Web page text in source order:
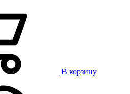
В корзину